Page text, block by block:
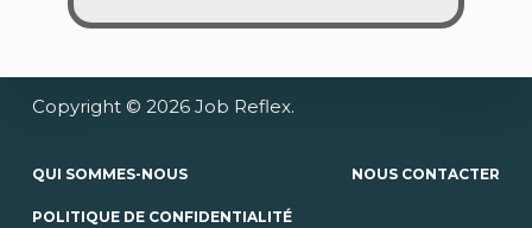
Copyright © 2026 Job Reflex.
QUI SOMMES-NOUS NOUS CONTACTER
POLITIQUE DE CONFIDENTIALITÉ